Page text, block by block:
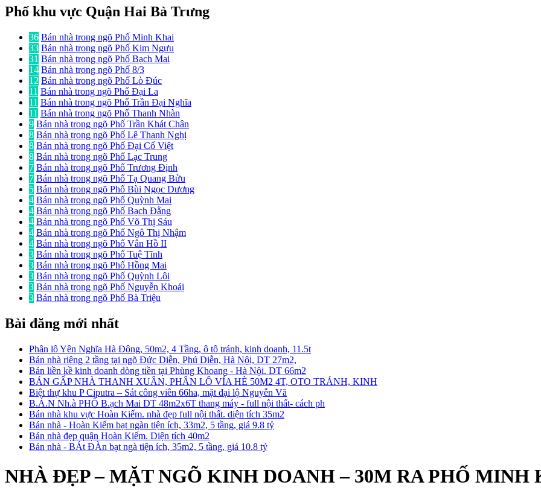
Phố khu vực Quận Hai Bà Trưng
36 Bán nhà trong ngõ Phố Minh Khai
33 Bán nhà trong ngõ Phố Kim Ngưu
31 Bán nhà trong ngõ Phố Bạch Mai
14 Bán nhà trong ngõ Phố 8/3
12 Bán nhà trong ngõ Phố Lò Đúc
11 Bán nhà trong ngõ Phố Đại La
11 Bán nhà trong ngõ Phố Trần Đại Nghĩa
11 Bán nhà trong ngõ Phố Thanh Nhàn
9 Bán nhà trong ngõ Phố Trần Khát Chân
8 Bán nhà trong ngõ Phố Lê Thanh Nghị
8 Bán nhà trong ngõ Phố Đại Cổ Việt
8 Bán nhà trong ngõ Phố Lạc Trung
7 Bán nhà trong ngõ Phố Trương Định
7 Bán nhà trong ngõ Phố Tạ Quang Bửu
5 Bán nhà trong ngõ Phố Bùi Ngọc Dương
4 Bán nhà trong ngõ Phố Quỳnh Mai
4 Bán nhà trong ngõ Phố Bạch Đằng
4 Bán nhà trong ngõ Phố Võ Thị Sáu
4 Bán nhà trong ngõ Phố Ngô Thị Nhậm
4 Bán nhà trong ngõ Phố Vân Hồ II
3 Bán nhà trong ngõ Phố Tuệ Tĩnh
3 Bán nhà trong ngõ Phố Hồng Mai
3 Bán nhà trong ngõ Phố Quỳnh Lôi
3 Bán nhà trong ngõ Phố Nguyễn Khoái
3 Bán nhà trong ngõ Phố Bà Triệu
Bài đăng mới nhất
Phân lô Yên Nghĩa Hà Đông, 50m2, 4 Tầng, ô tô tránh, kinh doanh, 11.5t
Bán nhà riêng 2 tầng tại ngõ Đức Diễn, Phú Diễn, Hà Nội, DT 27m2,
Bán liền kề kinh doanh dòng tiền tại Phùng Khoang - Hà Nội. DT 66m2
BÁN GẤP NHÀ THANH XUÂN, PHÂN LÔ VỈA HÈ 50M2 4T, OTO TRÁNH, KINH
Biệt thự khu P Ciputra – Sát công viên 66ha, mặt đại lộ Nguyễn Vă
B.Á.N Nh.à PHỐ B.ạch Mai DT 48m2x6T thang máy - full nội thất- cách ph
Bán nhà khu vực Hoàn Kiếm. nhà đẹp full nội thất. diện tích 35m2
Bán nhà - Hoàn Kiếm bạt ngàn tiện ích, 33m2, 5 tầng, giá 9.8 tỷ
Bán nhà đẹp quận Hoàn Kiếm. Diện tích 40m2
Bán nhà - BÁt ĐÀn bạt ngà tiện ích, 35m2, 5 tầng, giá 10.8 tỷ
NHÀ ĐẸP – MẶT NGÕ KINH DOANH – 30M RA PHỐ MINH